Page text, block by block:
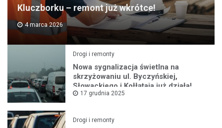
Kluczborku – remont już wkrótce!
4 marca 2026
Drogi i remonty
Nowa sygnalizacja świetlna na
skrzyżowaniu ul. Byczyńskiej,
Słowackiego i Kołłątaja już działa!
17 grudnia 2025
Drogi i remonty